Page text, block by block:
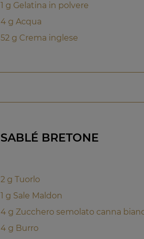
1 g Gelatina in polvere
4 g Acqua
52 g Crema inglese
SABLÉ BRETONE
2 g Tuorlo
1 g Sale Maldon
4 g Zucchero semolato canna
4 g Burro